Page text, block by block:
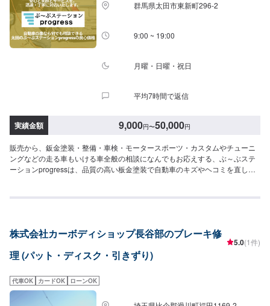
休日・営業時間】定休日：祝日営業時間：9:00~19:00
群馬県太田市東新町296-2
9:00 ~ 19:00
月曜・日曜・祝日
平均7時間で返信
実績金額 9,000円〜50,000円
販売から、鈑金塗装・整備・車検・モータースポーツ・カスタムやチューニ
ングなどの走る車もいける車全般の相談になんでもお応えする、ぶ～ぶステ
ーションprogressは、品質の高い板金塗装で自動車のキズやヘコミを直しま
ので、お気軽にお問い合わせください。ブレーキパッドの交換や車内のクリ
ドバイスを心掛けております。--------------------------------------------------【1】オ
ファーにてお問い合わせ【2】お見積り【3】お見積りにご納得いただければ
作業開始【4】仕上がり次第納車-----納期について-----納期は通常3日～5日程
さい。-----代車について-----無料の代車をご用意しています。お車の作業中は
代車をご利用ください。※代車の燃料代はお客様にご負担いただいておりま
す。-----ご来店時の注意、受付方法-----当工場は太田桐生インターチェンジか
株式会社カーボディショップ長谷部のブレーキ修
理 (パット・ディスク・引きずり)
5.0(1件)
代車OK カードOK ローンOK